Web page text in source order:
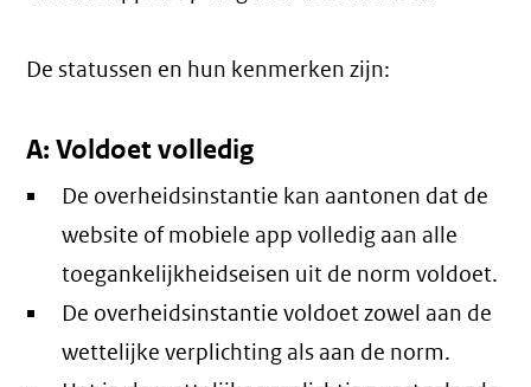
De statussen en hun kenmerken zijn:
A: Voldoet volledig
De overheidsinstantie kan aantonen dat de
website of mobiele app volledig aan alle
toegankelijkheidseisen uit de norm voldoet.
De overheidsinstantie voldoet zowel aan de
wettelijke verplichting als aan de norm.